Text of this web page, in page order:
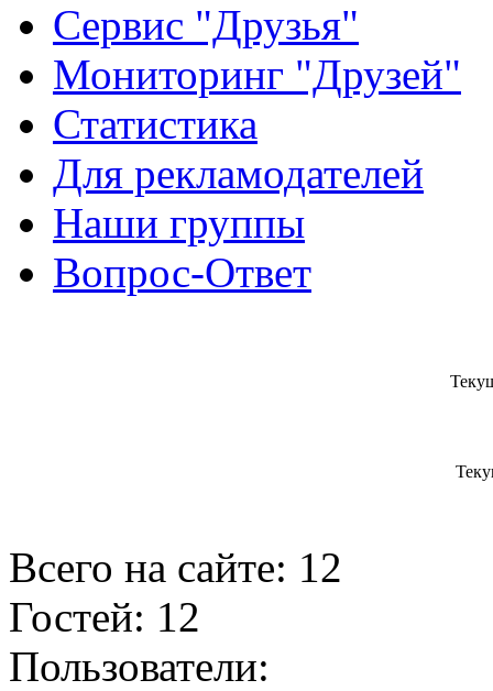
Сервис "Друзья"
Мониторинг "Друзей"
Статистика
Для рекламодателей
Наши группы
Вопрос-Ответ
Всего на сайте: 12
Гостей: 12
Пользователи: